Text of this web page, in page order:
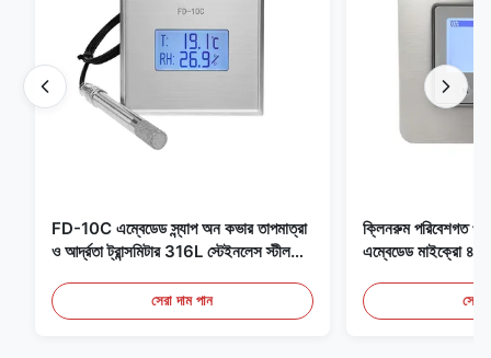
FD-10C এম্বেডেড স্ন্যাপ অন কভার তাপমাত্রা
ও আর্দ্রতা ট্রান্সমিটার 316L স্টেইনলেস স্টীল
সেরা দাম পান
ক্লিনরুম পরিবেশগত
এম্বেডেড মাইক্রো
সেরা